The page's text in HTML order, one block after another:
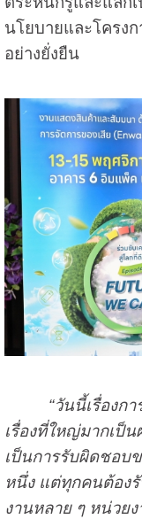
นโยบายและโครง
อย่างยั่งยืน
“วันนี้เรื่องก
เรื่องที่ใหญ่มากเป็
เป็นการรับผิดชอบ
หนึ่ง แต่ทุกคนต้อง
งานหลาย ๆ หน่วย